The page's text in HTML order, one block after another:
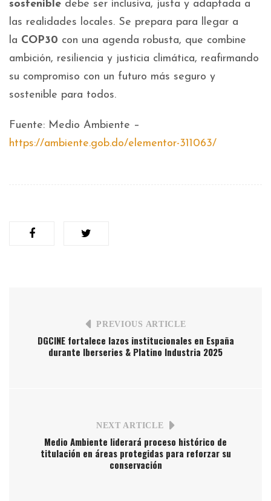
sostenible debe ser inclusiva, justa y adaptada a
las realidades locales. Se prepara para llegar a
la COP30 con una agenda robusta, que combine
ambición, resiliencia y justicia climática, reafirmando
su compromiso con un futuro más seguro y
sostenible para todos.
Fuente: Medio Ambiente –
https://ambiente.gob.do/elementor-311063/
PREVIOUS ARTICLE
DGCINE fortalece lazos institucionales en España
durante Iberseries & Platino Industria 2025
NEXT ARTICLE
Medio Ambiente liderará proceso histórico de
titulación en áreas protegidas para reforzar su
conservación